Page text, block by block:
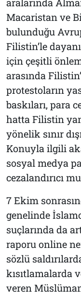
Macaristan ve
bulunduğu
Filistin’le
için çeşitli
arasında
protestoların
baskıları, para
hatta Filistin
yönelik sınır
Konuyla ilgili
sosyal medya
cezalandırıcı
7 Ekim
genelinde
suçlarında da
raporu online
sözlü
kısıtlamalarda
veren